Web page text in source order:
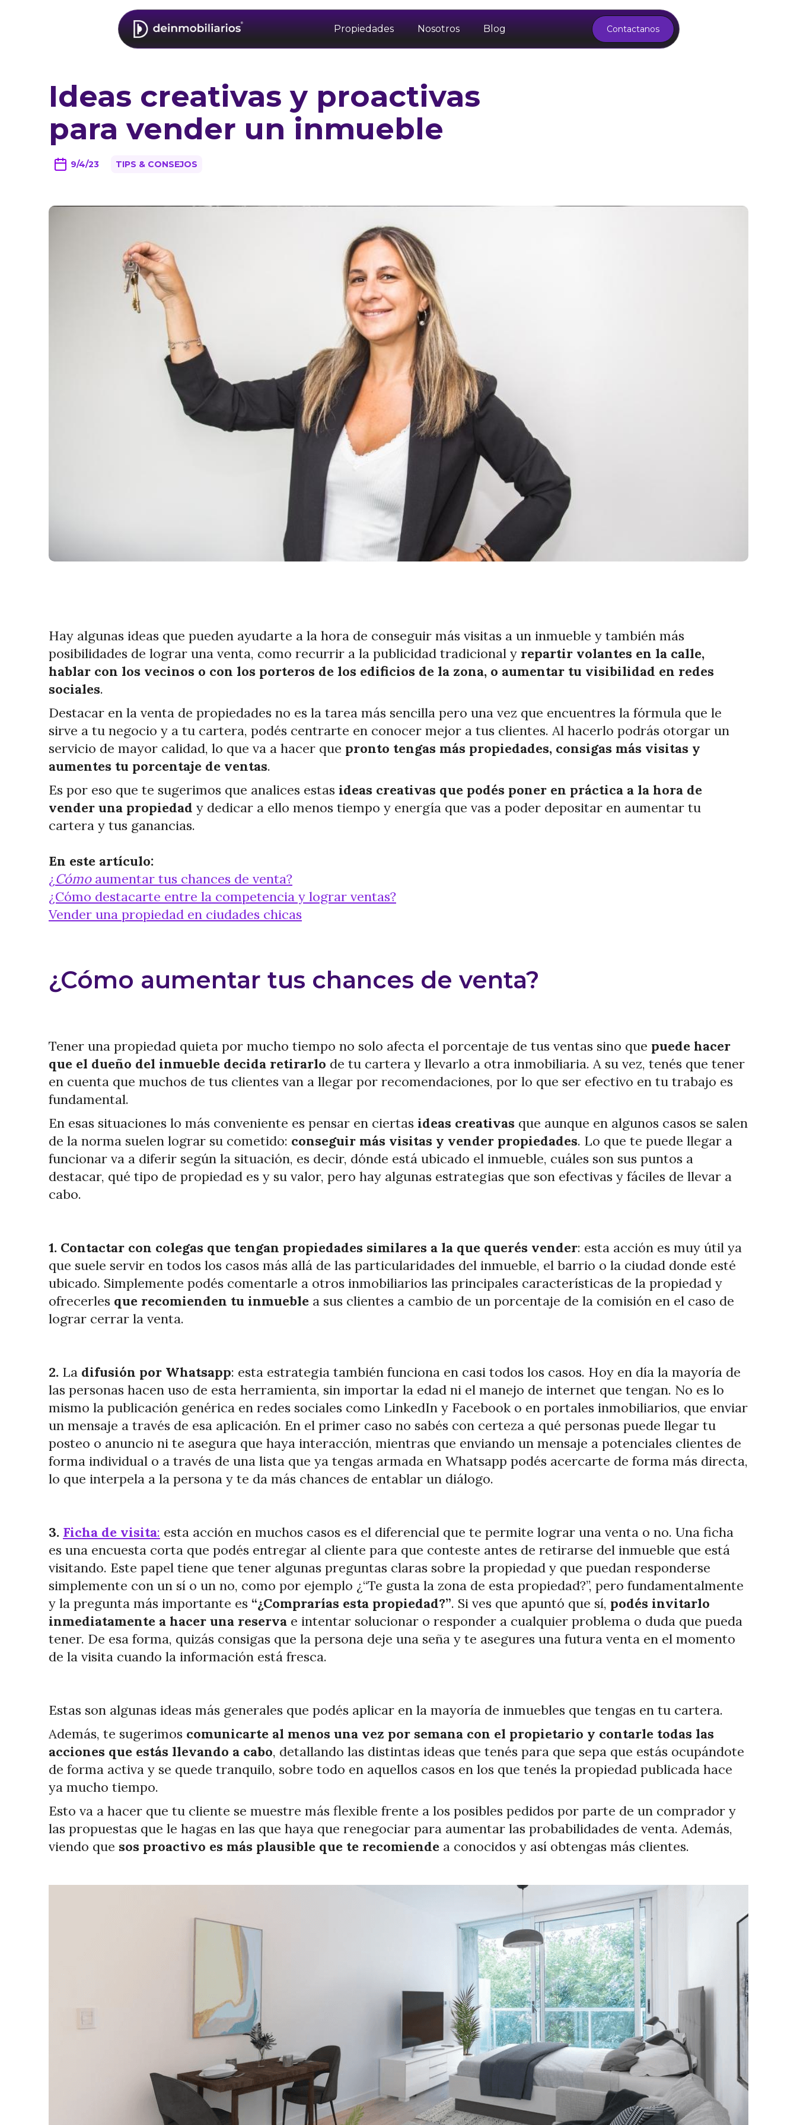
Ideas creativas y proactivas
para vender un inmueble
9/4/23 TIPS & CONSEJOS
Propiedades Nosotros Blog Contactanos
Hay algunas ideas que pueden ayudarte a la hora de conseguir más visitas a un inmueble y también más
posibilidades de lograr una venta, como recurrir a la publicidad tradicional y repartir volantes en la calle,
hablar con los vecinos o con los porteros de los edificios de la zona, o aumentar tu visibilidad en redes
sociales.
Destacar en la venta de propiedades no es la tarea más sencilla pero una vez que encuentres la fórmula que le
sirve a tu negocio y a tu cartera, podés centrarte en conocer mejor a tus clientes. Al hacerlo podrás otorgar un
servicio de mayor calidad, lo que va a hacer que pronto tengas más propiedades, consigas más visitas y
aumentes tu porcentaje de ventas.
Es por eso que te sugerimos que analices estas ideas creativas que podés poner en práctica a la hora de
vender una propiedad y dedicar a ello menos tiempo y energía que vas a poder depositar en aumentar tu
cartera y tus ganancias.
En este artículo:
¿ Cómo aumentar tus chances de venta?
¿Cómo destacarte entre la competencia y lograr ventas?
Vender una propiedad en ciudades chicas
¿Cómo aumentar tus chances de venta?
Tener una propiedad quieta por mucho tiempo no solo afecta el porcentaje de tus ventas sino que puede hacer
que el dueño del inmueble decida retirarlo de tu cartera y llevarlo a otra inmobiliaria. A su vez, tenés que tener
en cuenta que muchos de tus clientes van a llegar por recomendaciones, por lo que ser efectivo en tu trabajo es
fundamental.
En esas situaciones lo más conveniente es pensar en ciertas ideas creativas que aunque en algunos casos se salen
de la norma suelen lograr su cometido: conseguir más visitas y vender propiedades. Lo que te puede llegar a
funcionar va a diferir según la situación, es decir, dónde está ubicado el inmueble, cuáles son sus puntos a
destacar, qué tipo de propiedad es y su valor, pero hay algunas estrategias que son efectivas y fáciles de llevar a
cabo.
1. Contactar con colegas que tengan propiedades similares a la que querés vender: esta acción es muy útil ya
que suele servir en todos los casos más allá de las particularidades del inmueble, el barrio o la ciudad donde esté
ubicado. Simplemente podés comentarle a otros inmobiliarios las principales características de la propiedad y
ofrecerles que recomienden tu inmueble a sus clientes a cambio de un porcentaje de la comisión en el caso de
lograr cerrar la venta.
2. La difusión por Whatsapp: esta estrategia también funciona en casi todos los casos. Hoy en día la mayoría de
las personas hacen uso de esta herramienta, sin importar la edad ni el manejo de internet que tengan. No es lo
mismo la publicación genérica en redes sociales como LinkedIn y Facebook o en portales inmobiliarios, que enviar
un mensaje a través de esa aplicación. En el primer caso no sabés con certeza a qué personas puede llegar tu
posteo o anuncio ni te asegura que haya interacción, mientras que enviando un mensaje a potenciales clientes de
forma individual o a través de una lista que ya tengas armada en Whatsapp podés acercarte de forma más directa,
lo que interpela a la persona y te da más chances de entablar un diálogo.
3. Ficha de visita: esta acción en muchos casos es el diferencial que te permite lograr una venta o no. Una ficha
es una encuesta corta que podés entregar al cliente para que conteste antes de retirarse del inmueble que está
visitando. Este papel tiene que tener algunas preguntas claras sobre la propiedad y que puedan responderse
simplemente con un sí o un no, como por ejemplo ¿“Te gusta la zona de esta propiedad?”, pero fundamentalmente
y la pregunta más importante es “¿Comprarías esta propiedad?”. Si ves que apuntó que sí, podés invitarlo
inmediatamente a hacer una reserva e intentar solucionar o responder a cualquier problema o duda que pueda
tener. De esa forma, quizás consigas que la persona deje una seña y te asegures una futura venta en el momento
de la visita cuando la información está fresca.
Estas son algunas ideas más generales que podés aplicar en la mayoría de inmuebles que tengas en tu cartera.
Además, te sugerimos comunicarte al menos una vez por semana con el propietario y contarle todas las
acciones que estás llevando a cabo, detallando las distintas ideas que tenés para que sepa que estás ocupándote
de forma activa y se quede tranquilo, sobre todo en aquellos casos en los que tenés la propiedad publicada hace
ya mucho tiempo.
Esto va a hacer que tu cliente se muestre más flexible frente a los posibles pedidos por parte de un comprador y
las propuestas que le hagas en las que haya que renegociar para aumentar las probabilidades de venta. Además,
viendo que sos proactivo es más plausible que te recomiende a conocidos y así obtengas más clientes.